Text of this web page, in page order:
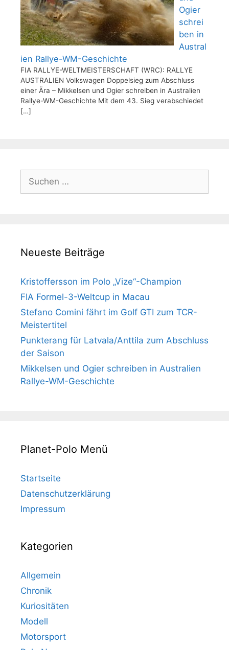
Ogier
schrei
ben in
Austral
ien Rallye-WM-Geschichte
FIA RALLYE-WELTMEISTERSCHAFT (WRC): RALLYE
AUSTRALIEN Volkswagen Doppelsieg zum Abschluss
einer Ära – Mikkelsen und Ogier schreiben in Australien
Rallye-WM-Geschichte Mit dem 43. Sieg verabschiedet
[…]
nach:
Neueste Beiträge
Kristoffersson im Polo „Vize“-Champion
FIA Formel-3-Weltcup in Macau
Stefano Comini fährt im Golf GTI zum TCR-
Meistertitel
Punkterang für Latvala/Anttila zum Abschluss
der Saison
Mikkelsen und Ogier schreiben in Australien
Rallye-WM-Geschichte
Planet-Polo Menü
Startseite
Datenschutzerklärung
Impressum
Kategorien
Allgemein
Chronik
Kuriositäten
Modell
Motorsport